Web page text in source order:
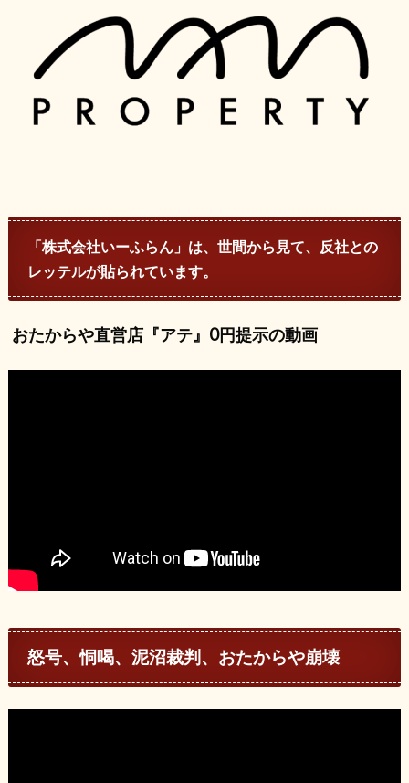
「株式会社いーふらん」は、世間から見て、反社との
レッテルが貼られています。
おたからや直営店『アテ』0円提示の動画
怒号、恫喝、泥沼裁判、おたからや崩壊